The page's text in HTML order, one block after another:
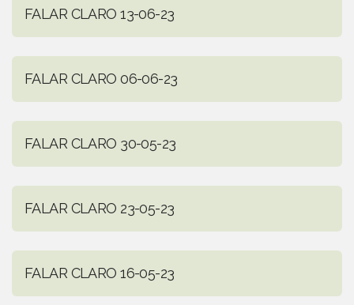
FALAR CLARO 13-06-23
FALAR CLARO 06-06-23
FALAR CLARO 30-05-23
FALAR CLARO 23-05-23
FALAR CLARO 16-05-23